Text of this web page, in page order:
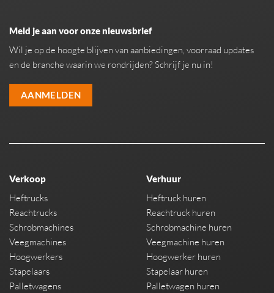
Meld je aan voor onze nieuwsbrief
Wil je op de hoogte blijven van aanbiedingen, voorraad updates
en de branche waarin we rondrijden? Schrijf je nu in!
AANMELDEN
Verkoop
Heftrucks
Reachtrucks
Schrobmachines
Veegmachines
Hoogwerkers
Stapelaars
Palletwagens
Verhuur
Heftruck huren
Reachtruck huren
Schrobmachine huren
Veegmachine huren
Hoogwerker huren
Stapelaar huren
Palletwagen huren